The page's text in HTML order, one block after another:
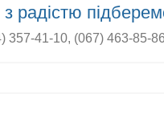
радістю
357-41-10, (067) 463-85-86